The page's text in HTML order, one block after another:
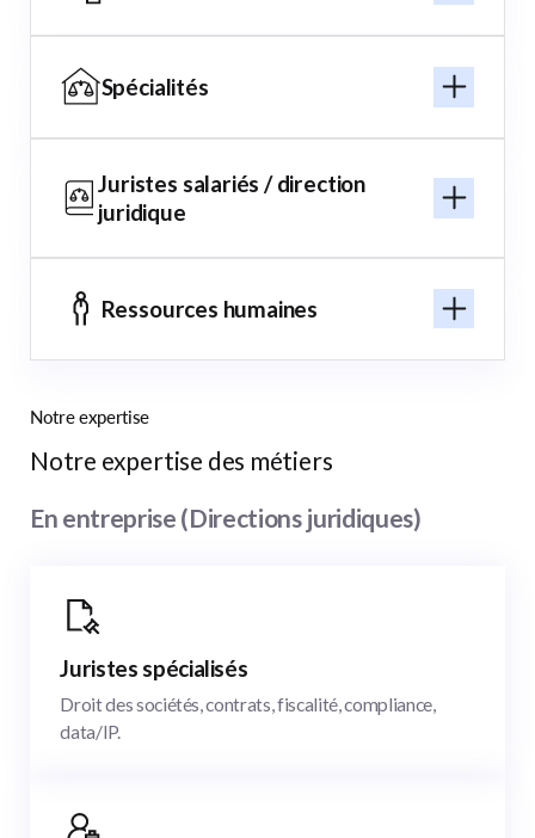
Spécialités
Juristes salariés / direction
juridique
Ressources humaines
Notre expertise
Notre expertise des métiers
En entreprise (Directions juridiques)
Juristes spécialisés
Droit des sociétés, contrats, fiscalité, compliance,
data/IP.